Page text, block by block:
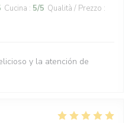
Cucina : 5/5 Qualità / Prezzo :
y la atención de